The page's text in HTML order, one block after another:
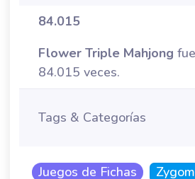
84.015
Flower Triple Mahjong
84.015 veces.
Tags & Categorías
Juegos de Fichas